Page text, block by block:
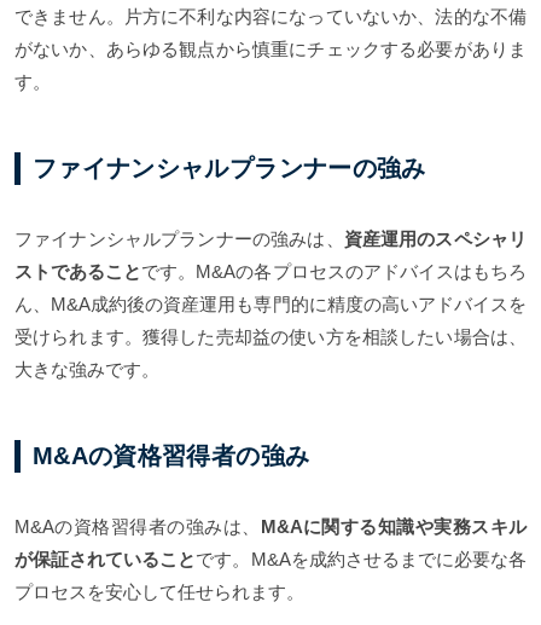
できません。片方に不利な内容になっていないか、法的な不備
がないか、あらゆる観点から慎重にチェックする必要がありま
す。
ファイナンシャルプランナーの強み
ファイナンシャルプランナーの強みは、 資産運用のスペシャリ
ストであることです。M&Aの各プロセスのアドバイスはもちろ
ん、M&A成約後の資産運用も専門的に精度の高いアドバイスを
受けられます。獲得した売却益の使い方を相談したい場合は、
大きな強みです。
M&Aの資格習得者の強み
M&Aの資格習得者の強みは、 M&Aに関する知識や実務スキル
が保証されていることです。M&Aを成約させるまでに必要な各
プロセスを安心して任せられます。